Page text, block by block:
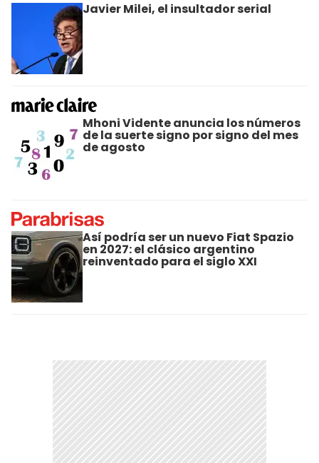
Javier Milei, el insultador serial
Mhoni Vidente anuncia los números
de la suerte signo por signo del mes
de agosto
Así podría ser un nuevo Fiat Spazio
en 2027: el clásico argentino
reinventado para el siglo XXI